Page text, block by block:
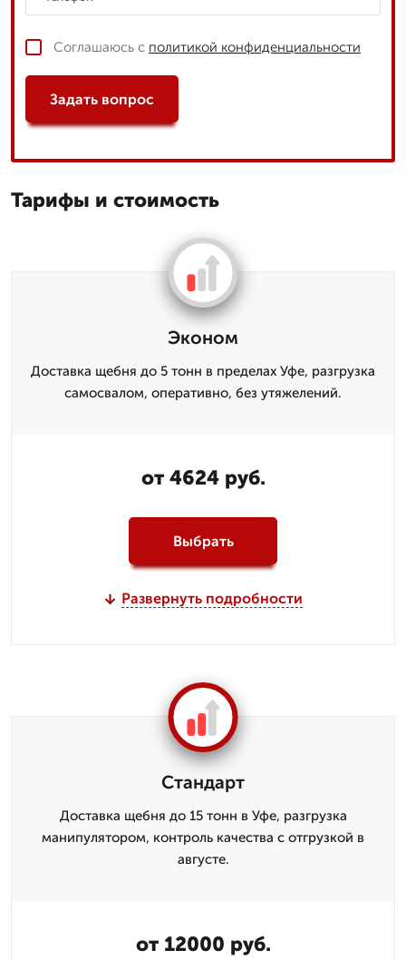
Соглашаюсь с политикой конфиденциальности
Задать вопрос
Тарифы и стоимость
Эконом
Доставка щебня до 5 тонн в пределах Уфе, разгрузка
самосвалом, оперативно, без утяжелений.
от 4624 руб.
Выбрать
Развернуть подробности
Стандарт
Доставка щебня до 15 тонн в Уфе, разгрузка
манипулятором, контроль качества с отгрузкой в
августе.
от 12000 руб.